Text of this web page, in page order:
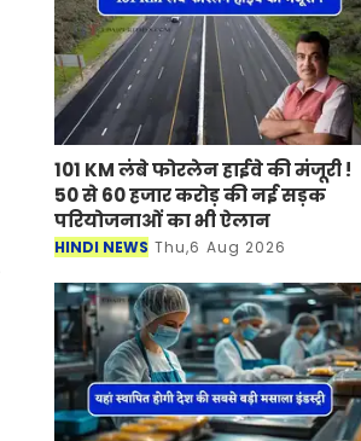
101 KM लंबे फोरलेन हाईवे की मंजूरी !
50 से 60 हजार करोड़ की नई सड़क
परियोजनाओं का भी ऐलान
HINDI NEWS Thu,6 Aug 2026